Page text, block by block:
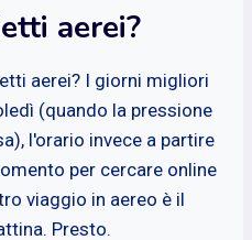
aerei?
aerei? I giorni migliori
(quando la pressione
l'orario invece a partire
per cercare online
viaggio in aereo è il
Presto.